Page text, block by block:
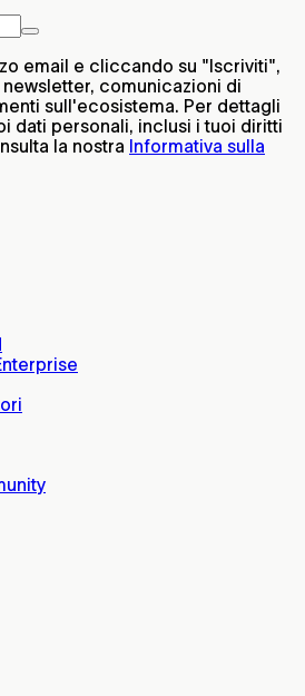
email e cliccando su "Iscriviti",
comunicazioni di
sull'ecosistema. Per dettagli
dati personali, inclusi i tuoi diritti
la nostra Informativa sulla